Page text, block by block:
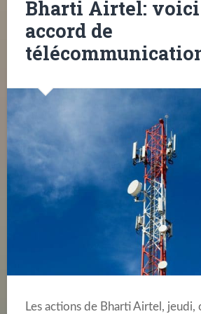
Bharti Airtel:
accord de
Les actions de Bharti Airtel, jeudi,